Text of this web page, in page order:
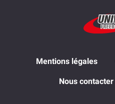
Mentions légales
Nous contacter